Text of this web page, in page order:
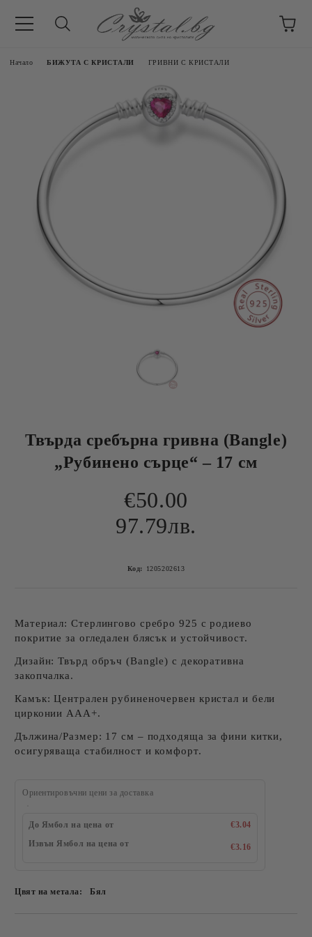
Начало БИЖУТА С КРИСТАЛИ ГРИВНИ С КРИСТАЛИ
Твърда сребърна гривна (Bangle)
„Рубинено сърце“ – 17 см
€50.00
97.79лв.
Код: 1205202613
Материал: Стерлингово сребро 925 с родиево
покритие за огледален блясък и устойчивост.
Дизайн: Твърд обръч (Bangle) с декоративна
закопчалка.
Камък: Централен рубиненочервен кристал и бели
цирконии ААА+.
Дължина/Размер: 17 см – подходяща за фини китки,
осигуряваща стабилност и комфорт.
Ориентировъчни цени за доставка
До Ямбол на цена от
€3.04
Извън Ямбол на цена от
€3.16
Цвят на метала: Бял